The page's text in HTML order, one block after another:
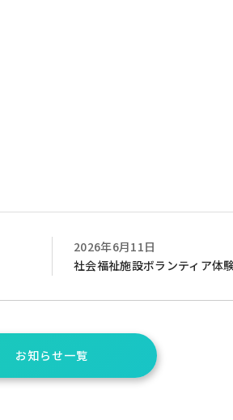
2026年6月11日
社会福祉施設ボランティア体
お知らせ一覧